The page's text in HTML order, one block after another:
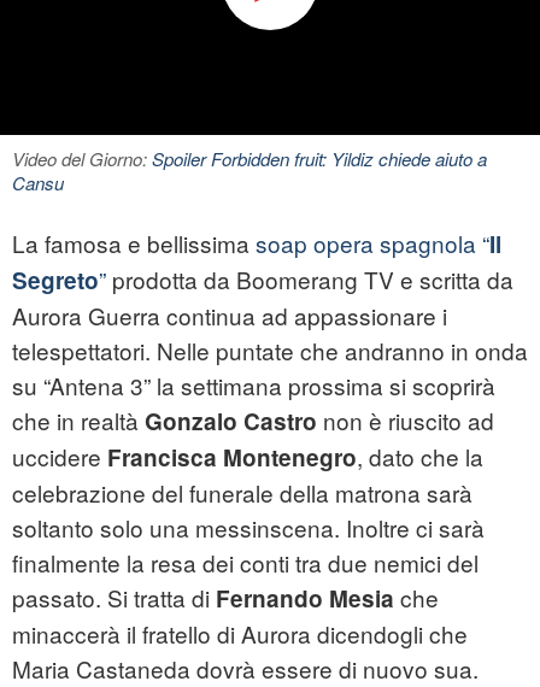
Video del Giorno:Spoiler Forbidden fruit: Yildiz chiede aiuto a
Cansu
La famosa e bellissima soap opera spagnola “Il
Segreto” prodotta da Boomerang TV e scritta da
Aurora Guerra continua ad appassionare i
telespettatori. Nelle puntate che andranno in onda
su “Antena 3” la settimana prossima si scoprirà
che in realtà Gonzalo Castro non è riuscito ad
uccidere Francisca Montenegro, dato che la
celebrazione del funerale della matrona sarà
soltanto solo una messinscena. Inoltre ci sarà
finalmente la resa dei conti tra due nemici del
passato. Si tratta di Fernando Mesia che
minaccerà il fratello di Aurora dicendogli che
Maria Castaneda dovrà essere di nuovo sua.